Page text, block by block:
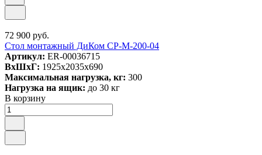
72 900 руб.
Стол монтажный ДиКом СР-М-200-04
Артикул: ER-00036715
ВxШxГ: 1925x2035x690
Максимальная нагрузка, кг: 300
Нагрузка на ящик: до 30 кг
В корзину